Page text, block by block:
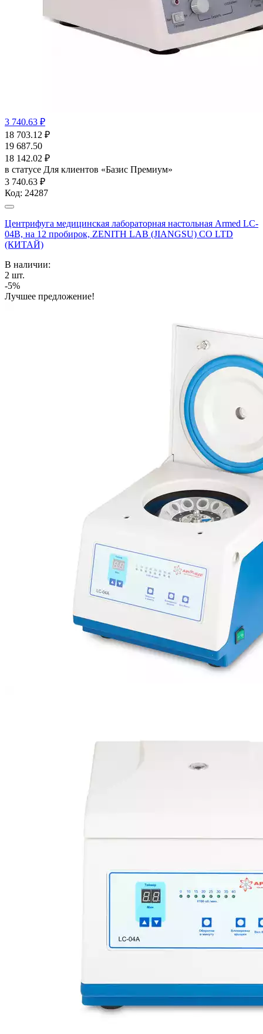
3 740.63 ₽
18 703.12 ₽
19 687.50
18 142.02 ₽
в статусе Для клиентов «Базис Премиум»
3 740.63 ₽
Код: 24287
Центрифуга медицинская лабораторная настольная Armed LC-
04B, на 12 пробирок, ZENITH LAB (JIANGSU) CO LTD
(КИТАЙ)
В наличии:
2 шт.
-5%
Лучшее предложение!